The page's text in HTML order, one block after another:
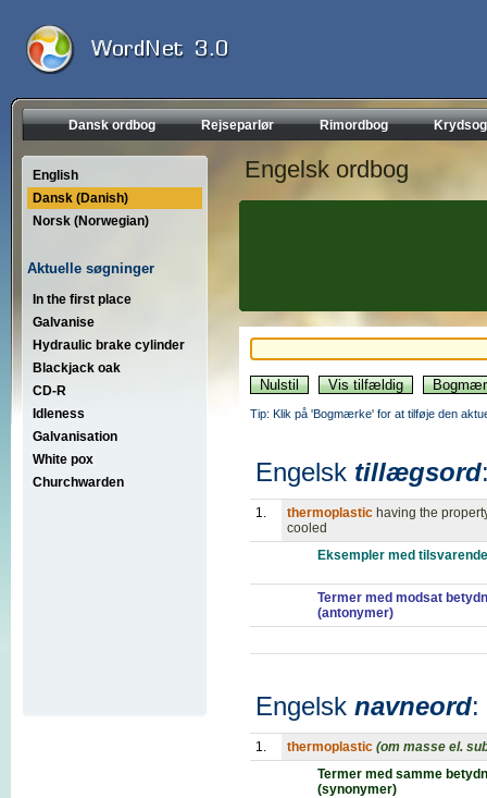
Dansk ordbog Rejseparlør Rimordbog
English
Dansk (Danish)
Norsk (Norwegian)
Aktuelle søgninger
In the first place
Galvanise
Hydraulic brake cylinder
Blackjack oak
CD-R
Idleness
Galvanisation
White pox
Churchwarden
Engelsk ordbog
Tip: Klik på 'Bogmærke' for at tilføje den
Engelsk tillægsord
1. thermoplastic having the
cooled
Eksempler med
Termer med modsat
(antonymer)
Engelsk navneord:
1. thermoplastic (om masse el.
Termer med samme
(synonymer)